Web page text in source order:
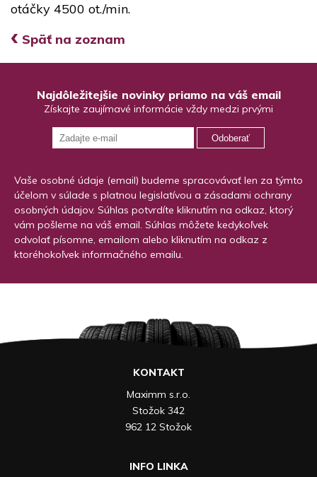
otáčky 4500 ot./min.
‹ Späť na zoznam
Najdôležitejšie novinky priamo na váš email
Získajte zaujímavé informácie vždy medzi prvými
Odoberať
Vaše osobné údaje (email) budeme spracovávať len za týmto
účelom v súlade s platnou legislatívou a zásadami ochrany
osobných údajov. Súhlas potvrdíte kliknutím na odkaz, ktorý
vám pošleme na váš email. Súhlas môžete kedykoľvek
odvolať písomne, emailom alebo kliknutím na odkaz z
ktoréhokoľvek informačného emailu.
KONTAKT
Maximm s.r.o.
Stožok 342
962 12 Stožok
INFO LINKA